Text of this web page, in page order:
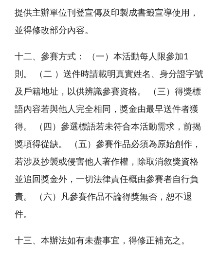
提供主辦單位刊登宣傳及印製成書籤宣導使用，
並得修改部分內容。
十二、參賽方式： （一）本活動每人限參加1
則。 （二 ）送件時請載明真實姓名、身分證字號
及戶籍地址，以供辨識參賽資格。 （三）得獎標
語內容若與他人完全相同，獎金由最早送件者獲
得。 （四）參選標語若未符合本活動需求，前揭
獎項得從缺。 （五）參賽作品必須為原始創作，
若涉及抄襲或侵害他人著作權，除取消敘獎資格
並追回獎金外，一切法律責任概由參賽者自行負
責。 （六）凡參賽作品不論得獎無否，恕不退
件。
十三、本辦法如有未盡事宜，得修正補充之。